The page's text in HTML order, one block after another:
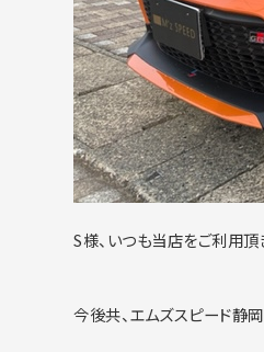
S様、いつも当店をご利用
今後共、エムズスピード静